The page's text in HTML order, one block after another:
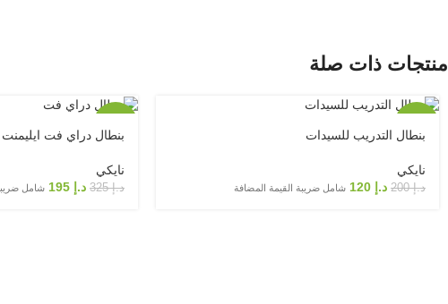
منتجات ذات صلة
بنطال التدريب للسيدات
نايكي
د.إ200 د.إ شامل ضريبة القيمة المضافة
بنطال دراي فت ايليمنت
نايكي
د.إ325 د.إ شامل